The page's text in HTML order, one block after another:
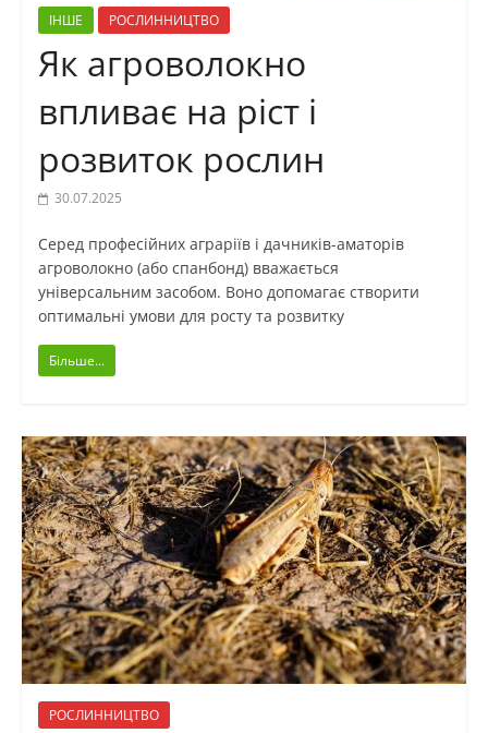
ІНШЕ РОСЛИННИЦТВО
Як агроволокно
впливає на ріст і
розвиток рослин
30.07.2025
Серед професійних аграріїв і дачників-аматорів
агроволокно (або спанбонд) вважається
універсальним засобом. Воно допомагає створити
оптимальні умови для росту та розвитку
Більше...
РОСЛИННИЦТВО